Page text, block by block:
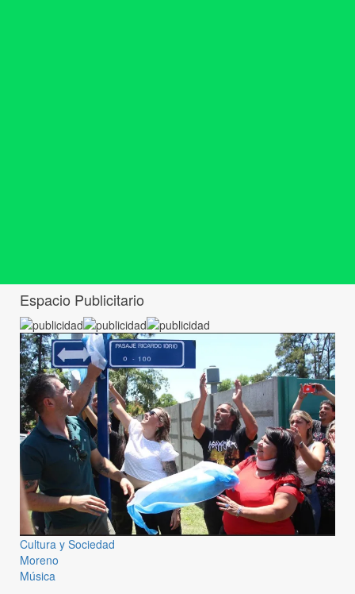
Espacio Publicitario
Cultura y Sociedad
Moreno
Música